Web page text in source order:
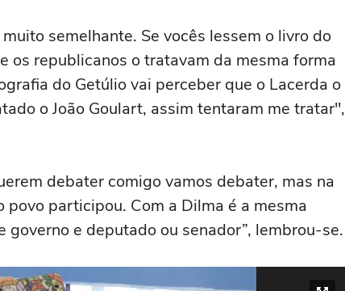
semelhante. Se vocês lessem o livro do
os republicanos o tratavam da mesma forma
do Getúlio vai perceber que o Lacerda o
o João Goulart, assim tentaram me tratar",
debater comigo vamos debater, mas na
povo participou. Com a Dilma é a mesma
e deputado ou senador”, lembrou-se.